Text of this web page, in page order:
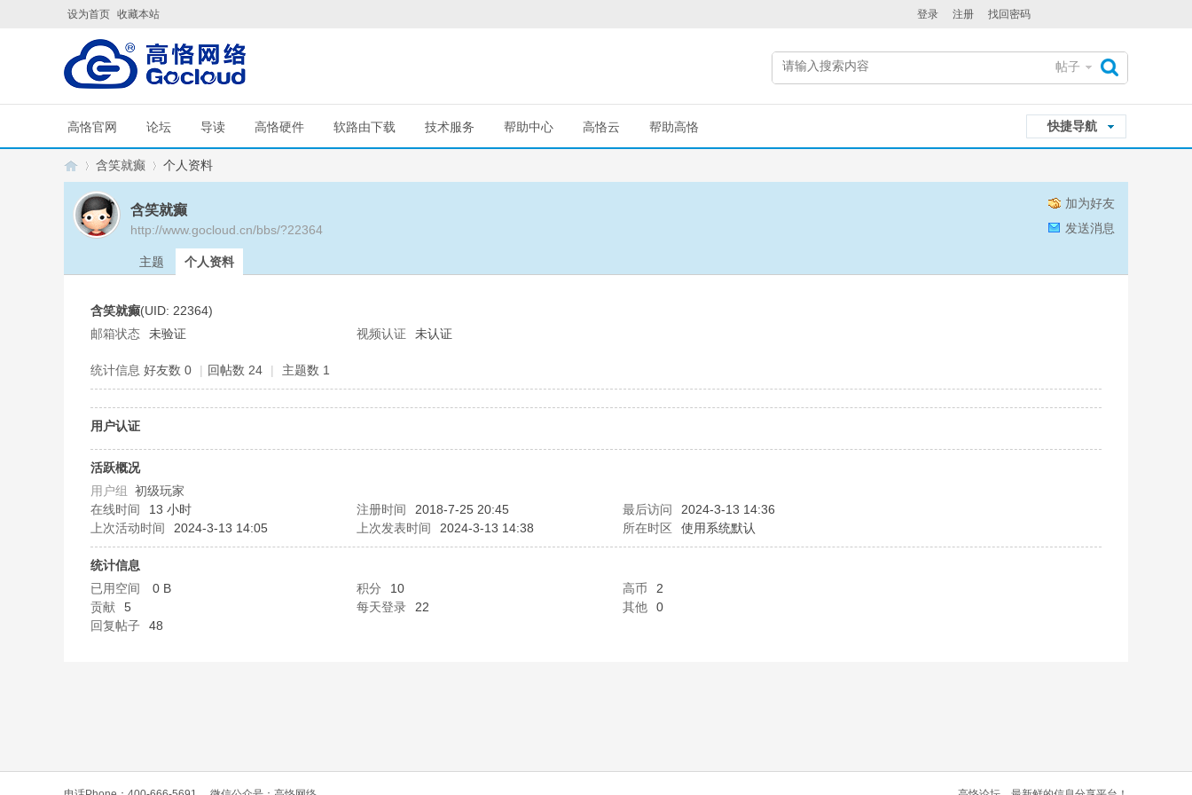
设为首页 收藏本站 登录 注册 找回密码
帖子
快捷导航
高恪官网 论坛 导读 高恪硬件 软路由下载 技术服务 帮助中心 高恪云 帮助高恪
L
含笑就癫
›
个人资料
加为好友
发送消息
含笑就癫
http://www.gocloud.cn/bbs/?22364
主题 个人资料
含笑就癫(UID: 22364)
邮箱状态
未验证 视频认证 未认证
统计信息 好友数 0 | 回帖数 24 | 主题数 1
用户认证
活跃概况
用户组 初级玩家
在线时间
13 小时 注册时间 2018-7-25 20:45 最后访问
2024-3-13 14:36
上次活动时间
2024-3-13 14:05 上次发表时间 2024-3-13 14:38 所在时区 使用系统默认
统计信息
已用空间
0 B 积分 10 高币
2
贡献
5 每天登录 22 其他
0
回复帖子
48